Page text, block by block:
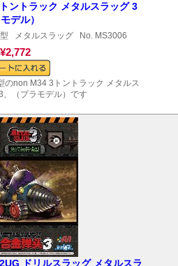
ントラック メタルスラッグ 3
デル）
メタルスラッグ No. MS3006
¥2,772
のnon M34 3トントラック メタルス
、（プラモデル）です
ドリルスラッグ メタルスラ
のページはこちら
ィオニクス）